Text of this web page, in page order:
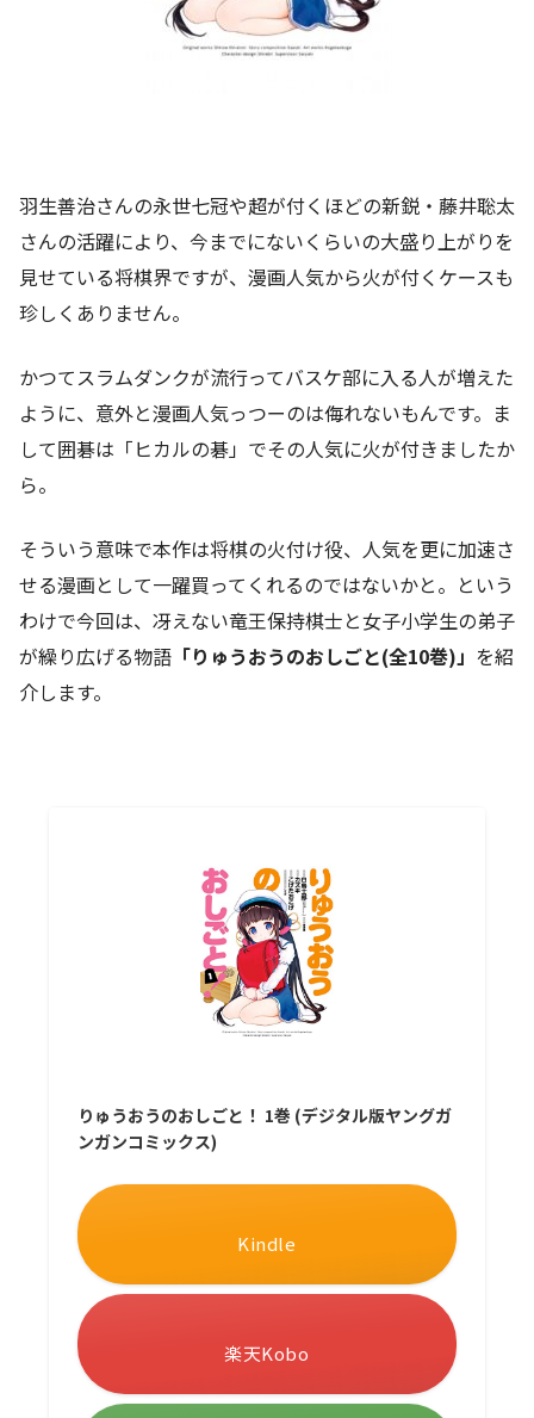
羽生善治さんの永世七冠や超が付くほどの新鋭・藤井聡太
さんの活躍により、今までにないくらいの大盛り上がりを
見せている将棋界ですが、漫画人気から火が付くケースも
珍しくありません。
かつてスラムダンクが流行ってバスケ部に入る人が増えた
ように、意外と漫画人気っつーのは侮れないもんです。ま
して囲碁は「ヒカルの碁」でその人気に火が付きましたか
ら。
そういう意味で本作は将棋の火付け役、人気を更に加速さ
せる漫画として一躍買ってくれるのではないかと。という
わけで今回は、冴えない竜王保持棋士と女子小学生の弟子
が繰り広げる物語 「りゅうおうのおしごと(全10巻)」 を紹
介します。
りゅうおうのおしごと！ 1巻 (デジタル版ヤングガ
ンガンコミックス)
Kindle
楽天Kobo